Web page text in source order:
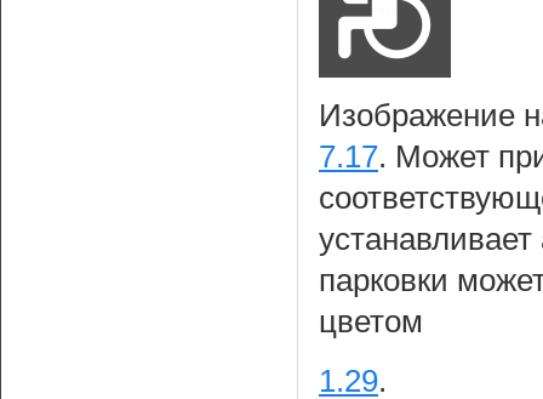
Изображение
7.17. Может
парковки
цветом
1.29.